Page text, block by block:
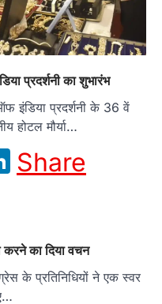
प्रदर्शनी का शुभारंभ
इंडिया प्रदर्शनी के 36 वें
होटल मौर्या…
LinkedIn
Share
करने का दिया वचन
के प्रतिनिधियों ने एक स्वर